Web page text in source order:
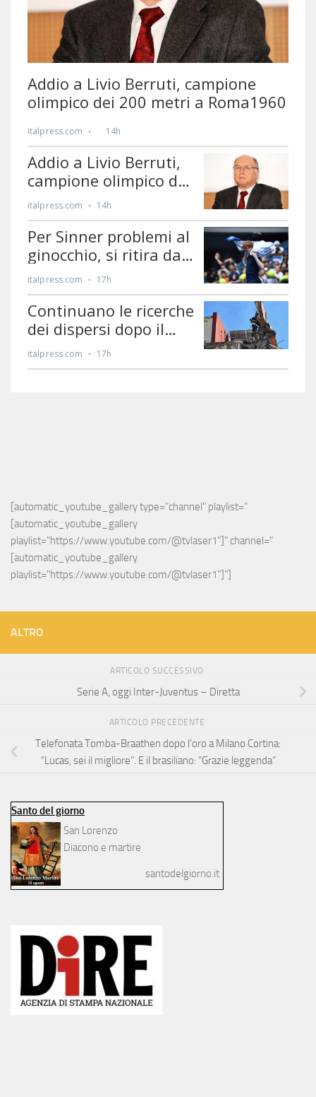
[automatic_youtube_gallery type="channel" playlist="
[automatic_youtube_gallery
playlist="https://www.youtube.com/@tvlaser1"]" channel="
[automatic_youtube_gallery
playlist="https://www.youtube.com/@tvlaser1"]"]
ALTRO
ARTICOLO SUCCESSIVO
Serie A, oggi Inter-Juventus – Diretta
ARTICOLO PRECEDENTE
Telefonata Tomba-Braathen dopo l’oro a Milano Cortina:
“Lucas, sei il migliore”. E il brasiliano: “Grazie leggenda”
Santo del giorno
San Lorenzo
Diacono e martire
santodelgiorno.it